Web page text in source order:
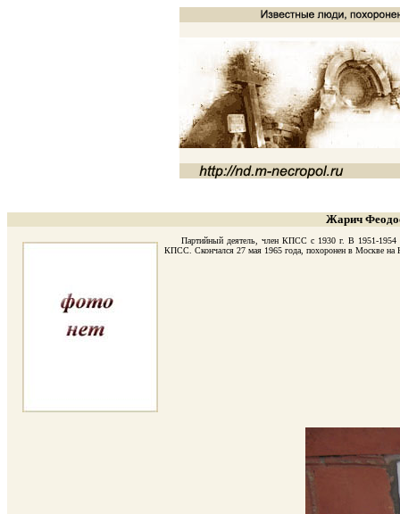
Жарич
Партийный деятель, член КПСС с 1930 г. В 1951-1954 г. -
КПСС. Скончался 27 мая 1965 года, похоронен в Москве на